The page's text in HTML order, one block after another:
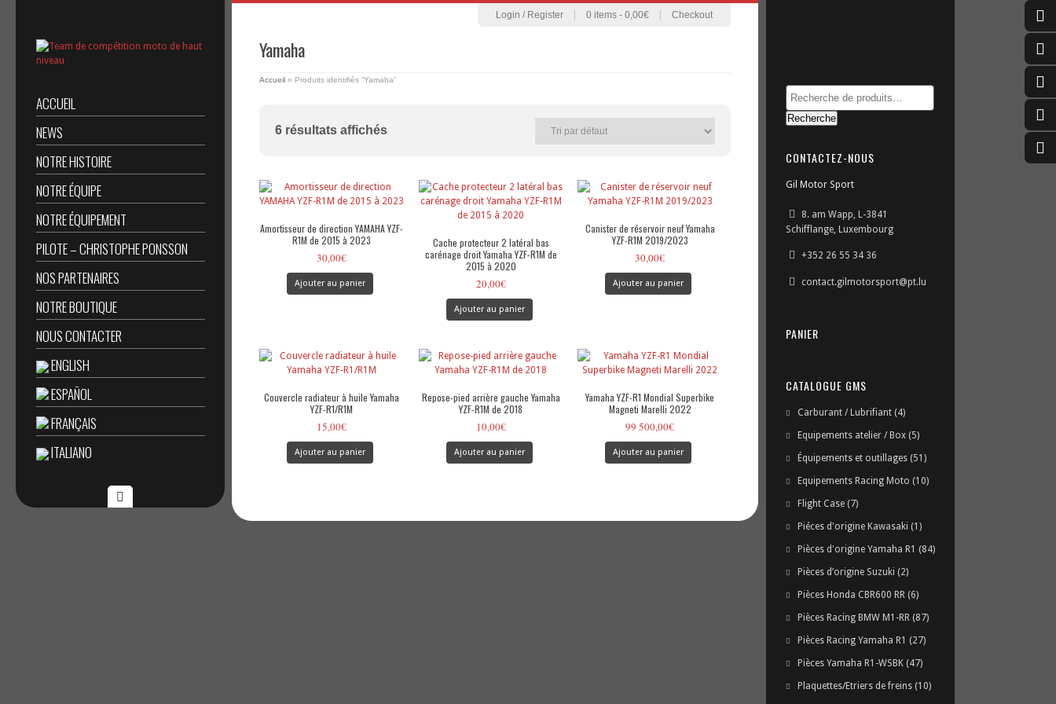
ACCUEIL
NEWS
NOTRE HISTOIRE
NOTRE ÉQUIPE
NOTRE ÉQUIPEMENT
PILOTE – CHRISTOPHE PONSSON
NOS PARTENAIRES
NOTRE BOUTIQUE
NOUS CONTACTER
ENGLISH
ESPAÑOL
FRANÇAIS
ITALIANO
Login / Register 0 items - 0,00€ Checkout
Yamaha
Accueil » Produits identifiés “Yamaha”
6 résultats affichés
Amortisseur de direction YAMAHA YZF-
R1M de 2015 à 2023
30,00€
Ajouter au panier
Cache protecteur 2 latéral bas
carénage droit Yamaha YZF-R1M de
2015 à 2020
20,00€
Ajouter au panier
Canister de réservoir neuf Yamaha
YZF-R1M 2019/2023
30,00€
Ajouter au panier
Couvercle radiateur à huile Yamaha
YZF-R1/R1M
15,00€
Ajouter au panier
Repose-pied arrière gauche Yamaha
YZF-R1M de 2018
10,00€
Ajouter au panier
Yamaha YZF-R1 Mondial Superbike
Magneti Marelli 2022
99 500,00€
Ajouter au panier
Recherche
CONTACTEZ-NOUS
Gil Motor Sport
8. am Wapp, L-3841
Schifflange, Luxembourg
+352 26 55 34 36
contact.gilmotorsport@pt.lu
PANIER
CATALOGUE GMS
Carburant / Lubrifiant (4)
Equipements atelier / Box (5)
Équipements et outillages (51)
Equipements Racing Moto (10)
Flight Case (7)
Piéces d'origine Kawasaki (1)
Pièces d'origine Yamaha R1 (84)
Pièces d’origine Suzuki (2)
Pièces Honda CBR600 RR (6)
Pièces Racing BMW M1-RR (87)
Pièces Racing Yamaha R1 (27)
Pièces Yamaha R1-WSBK (47)
Plaquettes/Etriers de freins (10)